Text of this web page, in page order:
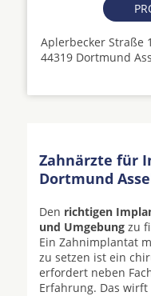
Aplerbecker Straße 1
44319 Dortmund
Zahnärzte für
Dortmund
Den richtigen
und Umgebung zu
Ein Zahnimplantat
zu setzen ist ein
erfordert neben
Erfahrung. Das wirft